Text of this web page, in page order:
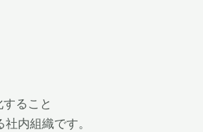
ること
内組織です。